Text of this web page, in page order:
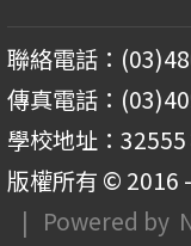
聯絡電話：
傳真電話：
學校地址：
版權所有 © 2016
| Powered by